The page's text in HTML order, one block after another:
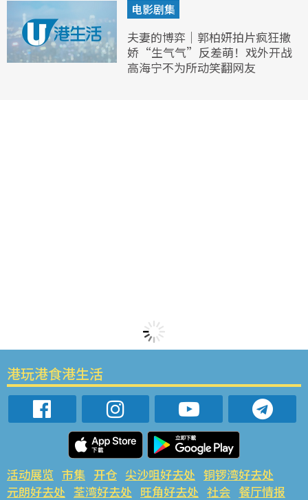
电影剧集
夫妻的博弈｜郭柏妍拍片疯狂撒
娇“生气气”反差萌！戏外开战
高海宁不为所动笑翻网友
港玩港食港生活
活动展览 市集 开仓 尖沙咀好去处 铜锣湾好去处
元朗好去处 荃湾好去处 旺角好去处 社会 餐厅情报